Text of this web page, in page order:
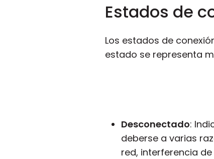
Estados de
Los estados de
estado se representa
Desconectado:
deberse a varias
red, interferencia